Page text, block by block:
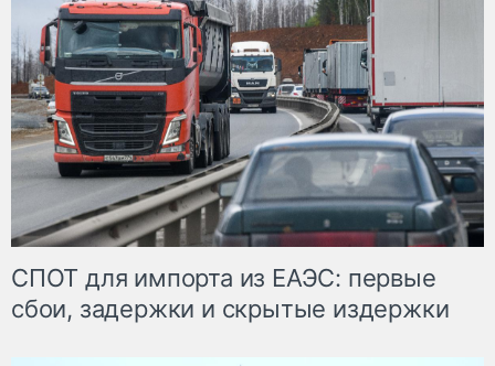
СПОТ для импорта из ЕАЭС: первые
сбои, задержки и скрытые издержки